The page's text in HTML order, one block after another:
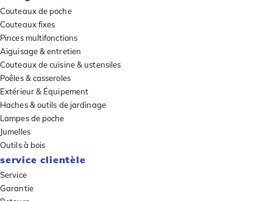
Couteaux de poche
Couteaux fixes
Pinces multifonctions
Aiguisage & entretien
Couteaux de cuisine & ustensiles
Poêles & casseroles
Extérieur & Équipement
Haches & outils de jardinage
Lampes de poche
Jumelles
Outils à bois
service clientèle
Service
Garantie